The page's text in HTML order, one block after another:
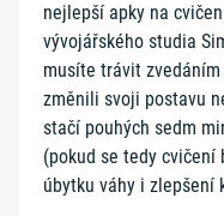
nejlepší apky na
vývojářského studia
musíte trávit
změnili svoji postavu
stačí pouhých sedm
(pokud se tedy
úbytku váhy i zlepšení